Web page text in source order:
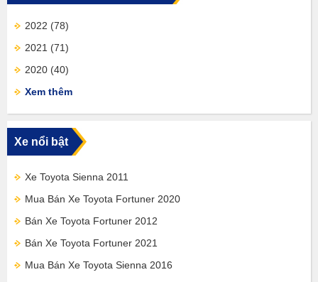
2022 (78)
2021 (71)
2020 (40)
Xem thêm
Xe nổi bật
Xe Toyota Sienna 2011
Mua Bán Xe Toyota Fortuner 2020
Bán Xe Toyota Fortuner 2012
Bán Xe Toyota Fortuner 2021
Mua Bán Xe Toyota Sienna 2016